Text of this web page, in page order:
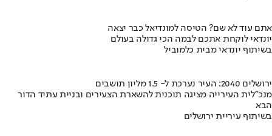
אתם עוד לא שם? הטיסה למונדיאל כבר יצאה
יונדאי לוקחת אתכם לבמה הכי גדולה בעולם
בשיתוף יונדאי מבית כלמוביל
ירושלים 2040: העיר נערכת ל- 1.5 מליון תושבים
מנכ"לית העירייה מציגה תוכנית להשארת הצעירים ובניית עתיד הדור
הבא
בשיתוף עיריית ירושלים